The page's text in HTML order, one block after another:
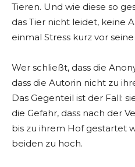
Tieren. Und wie diese so
das Tier nicht leidet, keine
einmal Stress kurz vor
Wer schließt, dass die
dass die Autorin nicht zu
Das Gegenteil ist der Fall:
die Gefahr, dass nach der
bis zu ihrem Hof gestartet
beiden zu hoch.